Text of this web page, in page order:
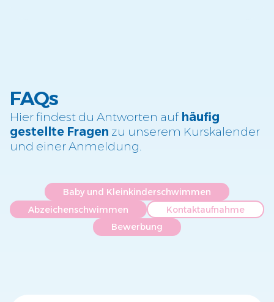
FAQs
Hier findest du Antworten auf häufig
gestellte Fragen zu unserem Kurskalender
und einer Anmeldung.
Baby und Kleinkinderschwimmen
Abzeichenschwimmen
Kontaktaufnahme
Bewerbung